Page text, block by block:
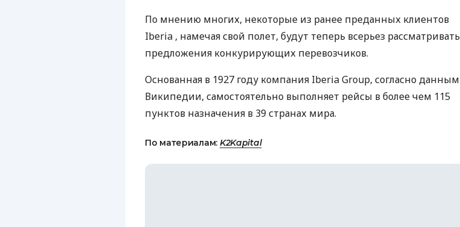
По мнению многих, некоторые из ранее преданных клиентов
Iberia , намечая свой полет, будут теперь всерьез рассматривать
предложения конкурирующих перевозчиков.
Основанная в 1927 году компания Iberia Group, согласно данным
Википедии, самостоятельно выполняет рейсы в более чем 115
пунктов назначения в 39 странах мира.
По материалам: K2Kapital